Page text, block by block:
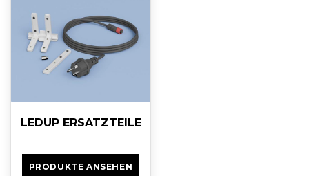
LEDUP ERSATZTEILE
PRODUKTE ANSEHEN